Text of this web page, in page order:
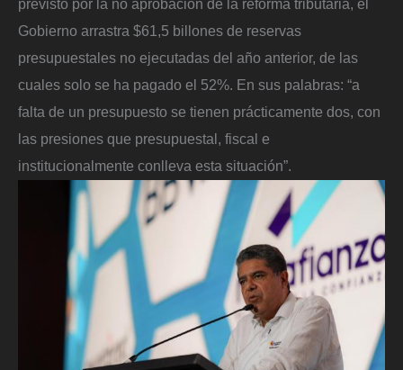
Gobierno arrastra $61,5 billones de reservas
presupuestales no ejecutadas del año anterior, de las
cuales solo se ha pagado el 52%. En sus palabras: “a
falta de un presupuesto se tienen prácticamente dos, con
las presiones que presupuestal, fiscal e
institucionalmente conlleva esta situación”.